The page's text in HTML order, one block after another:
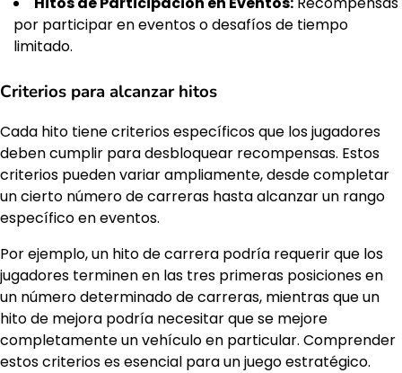
por participar en eventos o desafíos de tiempo
limitado.
Criterios para alcanzar hitos
Cada hito tiene criterios específicos que los jugadores
deben cumplir para desbloquear recompensas. Estos
criterios pueden variar ampliamente, desde completar
un cierto número de carreras hasta alcanzar un rango
específico en eventos.
Por ejemplo, un hito de carrera podría requerir que los
jugadores terminen en las tres primeras posiciones en
un número determinado de carreras, mientras que un
hito de mejora podría necesitar que se mejore
completamente un vehículo en particular. Comprender
estos criterios es esencial para un juego estratégico.